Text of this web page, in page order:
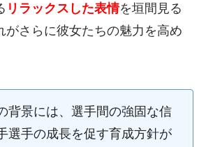
リラックスした表情を垣間見る
がさらに彼女たちの魅力を高め
背景には、選手間の強固な信
選手の成長を促す育成方針が